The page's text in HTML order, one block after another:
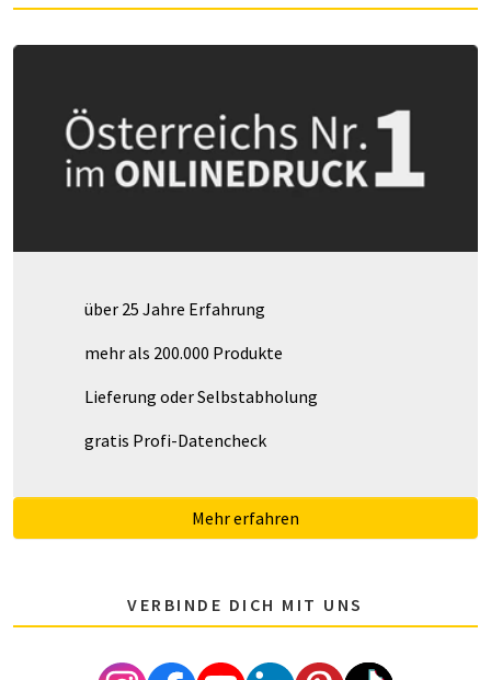
über 25 Jahre Erfahrung
mehr als 200.000 Produkte
Lieferung oder Selbstabholung
gratis Profi-Datencheck
Mehr erfahren
VERBINDE DICH MIT UNS